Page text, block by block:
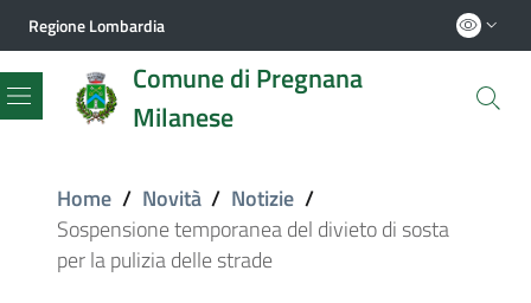
Regione Lombardia
Comune di Pregnana
Milanese
Menu
Home / Novità / Notizie /
Sospensione temporanea del divieto di sosta
per la pulizia delle strade